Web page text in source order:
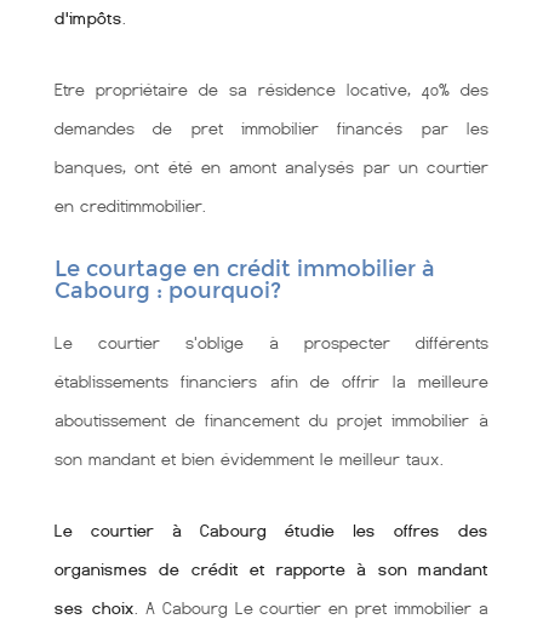
d'impôts
Etre propriétaire de sa résidence locative, 40% des
demandes de pret immobilier financés par les
banques, ont été en amont analysés par un courtier
en creditimmobilier.
Le courtage en crédit immobilier à
Cabourg : pourquoi?
Le courtier s'oblige à prospecter différents
établissements financiers afin de offrir la meilleure
aboutissement de financement du projet immobilier à
son mandant et bien évidemment le meilleur taux.
Le courtier à Cabourg étudie les offres des
organismes de crédit et rapporte à son mandant
ses choix . A Cabourg Le courtier en pret immobilier a